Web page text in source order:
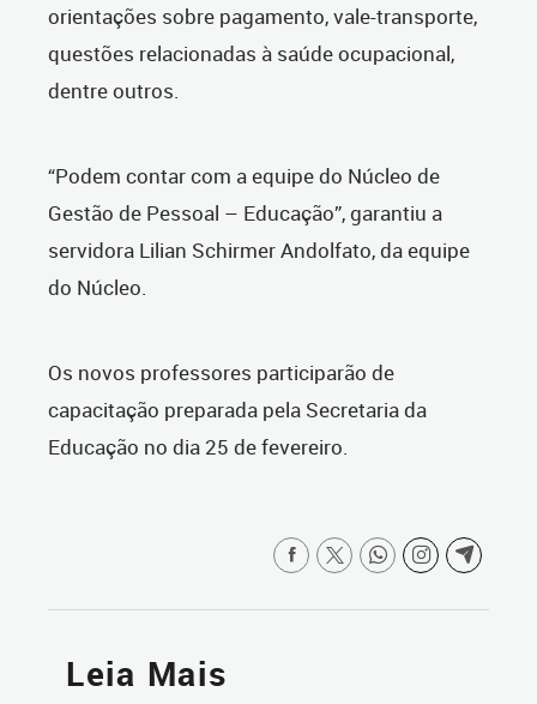
orientações sobre pagamento, vale-transporte,
questões relacionadas à saúde ocupacional,
dentre outros.
“Podem contar com a equipe do Núcleo de
Gestão de Pessoal – Educação”, garantiu a
servidora Lilian Schirmer Andolfato, da equipe
do Núcleo.
Os novos professores participarão de
capacitação preparada pela Secretaria da
Educação no dia 25 de fevereiro.
Leia Mais